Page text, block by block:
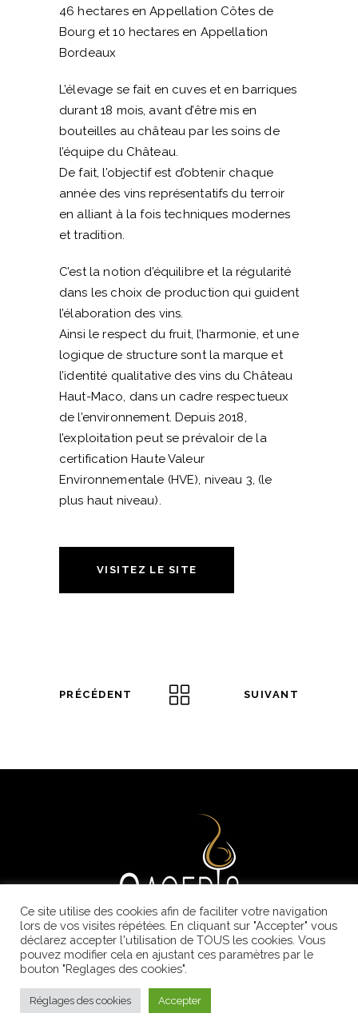
46 hectares en Appellation Côtes de
Bourg et 10 hectares en Appellation
Bordeaux
L’élevage se fait en cuves et en barriques
durant 18 mois, avant d’être mis en
bouteilles au château par les soins de
l’équipe du Château.
De fait, l’objectif est d’obtenir chaque
année des vins représentatifs du terroir
en alliant à la fois techniques modernes
et tradition.
C’est la notion d’équilibre et la régularité
dans les choix de production qui guident
l’élaboration des vins.
Ainsi le respect du fruit, l’harmonie, et une
logique de structure sont la marque et
l’identité qualitative des vins du Château
Haut-Maco, dans un cadre respectueux
de l’environnement. Depuis 2018,
l’exploitation peut se prévaloir de la
certification Haute Valeur
Environnementale (HVE), niveau 3, (le
plus haut niveau).
VISITEZ LE SITE
PRÉCÉDENT SUIVANT
12 rue Galilée - 33600 Pessac - FRANCE
Tel. +33 557 19 96 96
Ce site utilise des cookies afin de faciliter votre navigation
lors de vos visites répétées. En cliquant sur "Accepter" vous
déclarez accepter l'utilisation de TOUS les cookies. Vous
pouvez modifier cela en ajustant ces paramètres par le
bouton "Reglages des cookies".
Réglages des cookies Accepter